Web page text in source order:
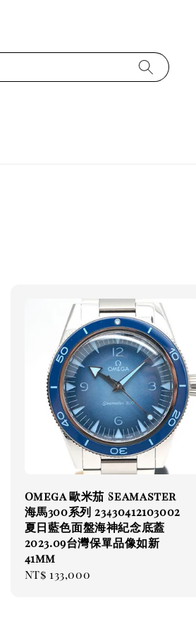
Omega 歐米茄 Seamaster
海馬300系列 23430412103002
夏日藍色面盤海神紀念底蓋
2023.09台灣保單品像如新
41mm
Regular
NT$ 133,000